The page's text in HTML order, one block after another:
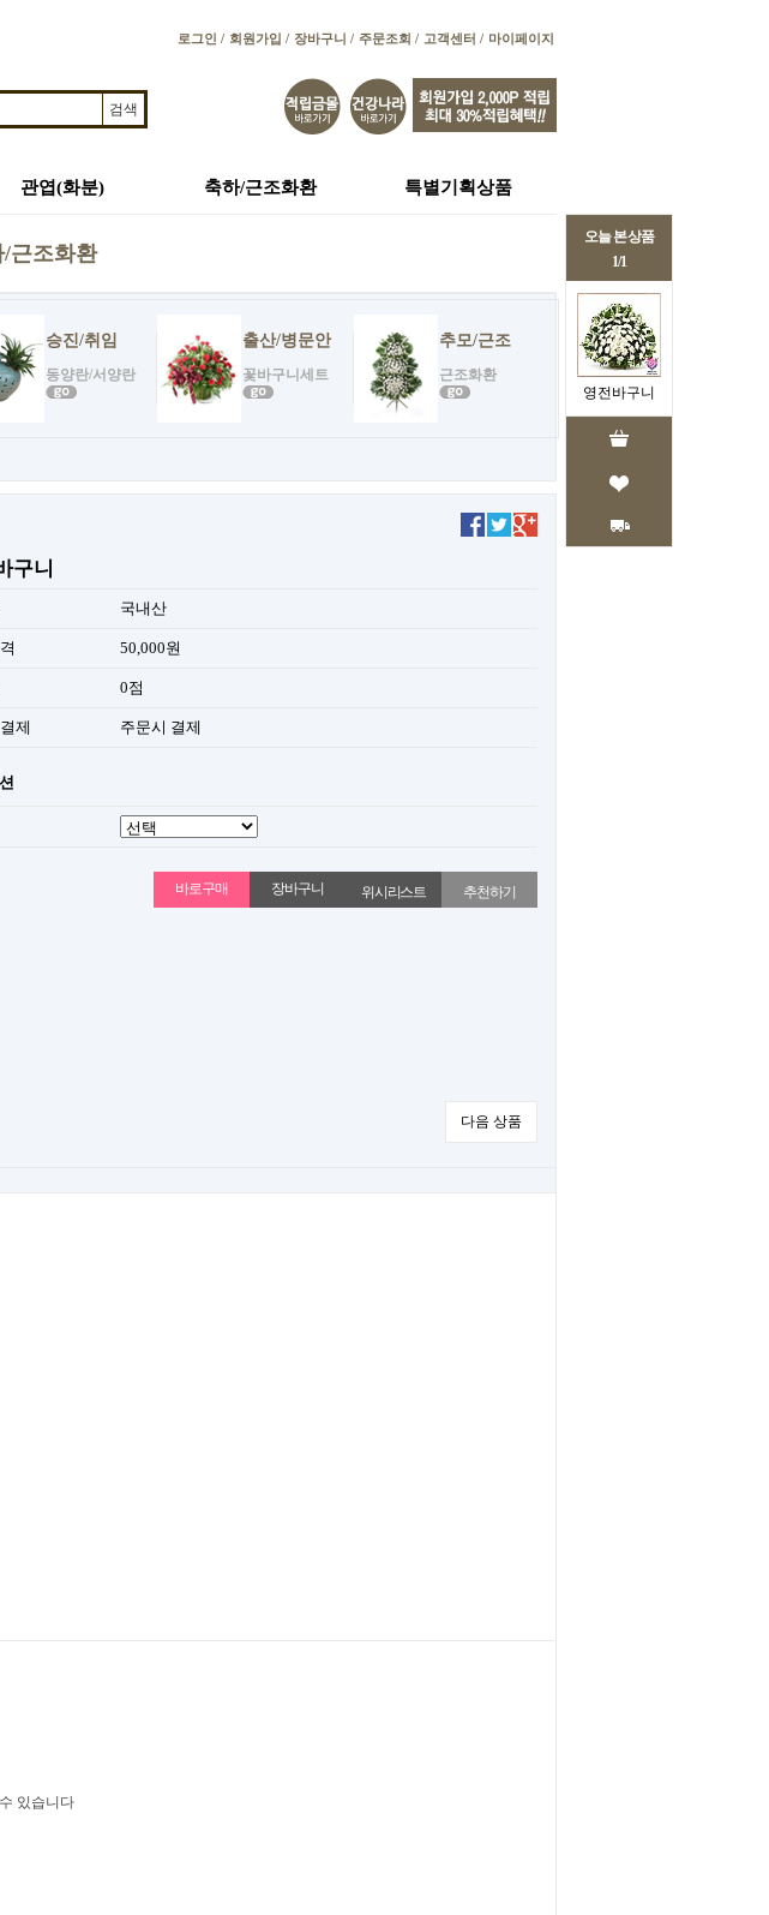
로그인 / 회원가입 / 장바구니 / 주문조회 / 고객센터 / 마이페이지
관엽(화분) 축하/근조화환 특별기획상품
오늘 본 상품
1/1
영전바구니
근조화환
승진/취임
동양란/서양란
출산/병문안
꽃바구니세트
추모/근조
근조화환
구니
국내산
50,000원
0점
제 주문시 결제
위시리스트 추천하기
다음 상품
있습니다